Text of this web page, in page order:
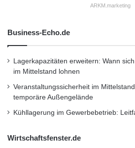
Fahrzeug legt
sind in der Session
Vernetztes Fahren“ u.a. zu
– Prof. Dr. Uwe Clausen,
für Materialfluss und Logistik
ARKM.marketing
Business-Echo.de
Lagerkapazitäten erweitern: Wann
im Mittelstand lohnen
Veranstaltungssicherheit im
temporäre Außengelände
Kühllagerung im Gewerbebetrieb:
Wirtschaftsfenster.de